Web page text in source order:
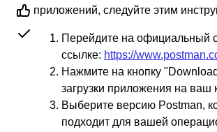
приложений, следуйте этим
Перейдите на официальный
ссылке: https://
Нажмите на кнопку
загрузки приложения на ваш
Выберите версию Postman,
подходит для вашей